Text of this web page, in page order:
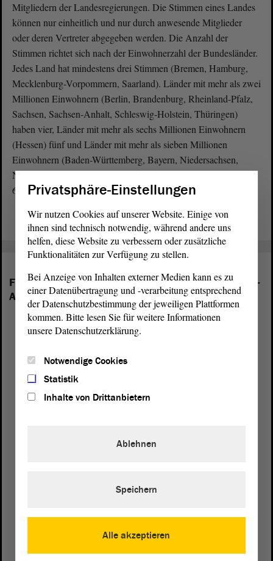
Mitgliedern der Landesregierungen. Die Stimmen eines Landes
können nur einheitlich und nur durch anwesende Mitglieder
oder deren Vertreter abgegeben werden. Die Anzahl der
Stimmen richtet sich nach der Einwohnerzahl der Bundesländer.
Jedes Land hat mindestens drei Stimmen (Bremen, Hamburg,
Mecklenburg-Vorpommern, Saarland). Länder mit mehr als zwei
Millionen Einwohnern (Berlin, Brandenburg, Rheinland-Pfalz,
Sachsen, Sachsen-Anhalt, Schleswig-Holstein, Thüringen)
haben vier, Länder mit mehr als sechs Millionen Einwohnern
(Hessen) fünf und Länder mit mehr als sieben Millionen
Einwohnern (Baden-Württemberg, Bayern, Niedersachsen,
Nordrhein-Westfalen) haben sechs Stimmen. Der Bundesrat hat
69 Mitglieder.
Folgende Fraktionen sind im Landtag von Sachsen-
Anhalt vertreten:
Postanschrift
Landtag von Sachsen-Anhalt
Privatsphäre-Einstellungen
Wir nutzen Cookies auf unserer Website. Einige von
ihnen sind technisch notwendig, während andere uns
helfen, diese Website zu verbessern oder zusätzliche
Funktionalitäten zur Verfügung zu stellen.
Bei Anzeige von Inhalten externer Medien kann es zu
einer Datenübertragung und -verarbeitung entsprechend
der Datenschutzbestimmung der jeweiligen Plattformen
kommen. Bitte lesen Sie für weitere Informationen
unsere Datenschutzerklärung.
Notwendige Cookies
Statistik
Inhalte von Drittanbietern
Alle akzeptieren
Ablehnen
Speichern